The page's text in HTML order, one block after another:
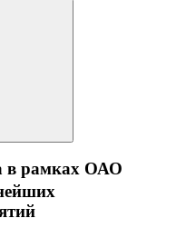
в рамках ОАО